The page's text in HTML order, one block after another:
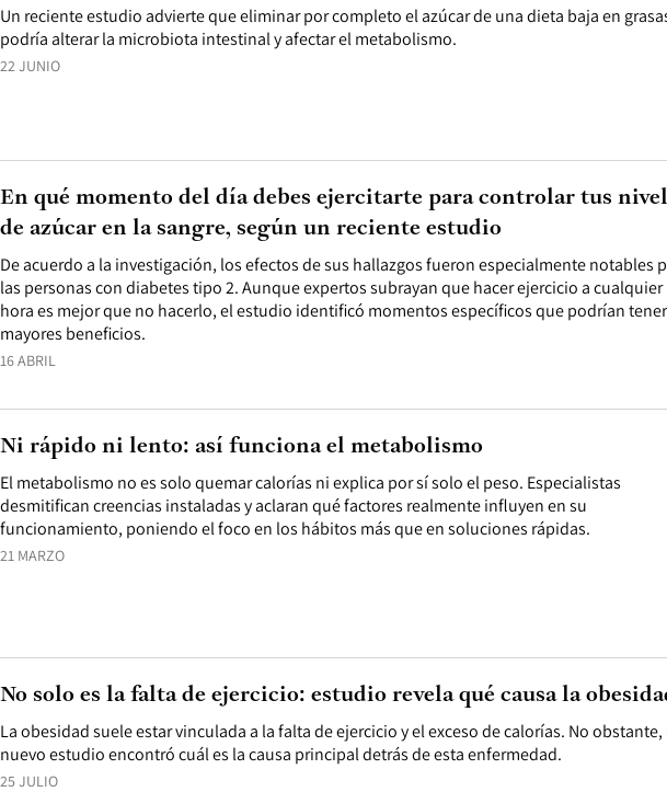
22 JUNIO
Un reciente estudio advierte que eliminar por completo el azúcar de una dieta baja en
podría alterar la microbiota intestinal y afectar el metabolismo.
16 ABRIL
De acuerdo a la investigación, los efectos de sus hallazgos fueron especialmente notables
las personas con diabetes tipo 2. Aunque expertos subrayan que hacer ejercicio a cualquier
hora es mejor que no hacerlo, el estudio identificó momentos específicos que podrían tener
mayores beneficios.
En qué momento del día debes ejercitarte para controlar tus
de azúcar en la sangre, según un reciente estudio
21 MARZO
El metabolismo no es solo quemar calorías ni explica por sí solo el peso. Especialistas
desmitifican creencias instaladas y aclaran qué factores realmente influyen en su
funcionamiento, poniendo el foco en los hábitos más que en soluciones rápidas.
Ni rápido ni lento: así funciona el metabolismo
25 JULIO
La obesidad suele estar vinculada a la falta de ejercicio y el exceso de calorías. No obstante,
nuevo estudio encontró cuál es la causa principal detrás de esta enfermedad.
No solo es la falta de ejercicio: estudio revela qué causa la